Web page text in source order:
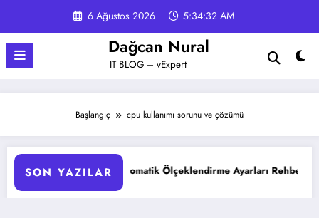
6 Ağustos 2026 5:34:32 AM
Dağcan Nural
IT BLOG – vExpert
Başlangıç cpu kullanımı sorunu ve çözümü
SON YAZILAR
AKS Pod Otomatik Ölçeklendirme Ayarları Rehberi